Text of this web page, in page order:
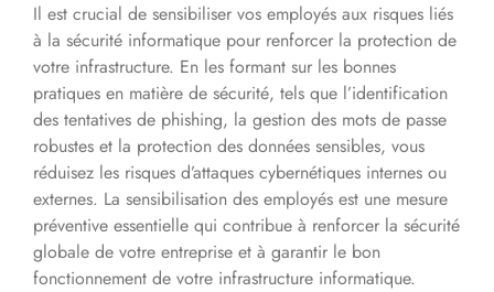
Il est crucial de sensibiliser vos employés aux risques liés
à la sécurité informatique pour renforcer la protection de
votre infrastructure. En les formant sur les bonnes
pratiques en matière de sécurité, tels que l’identification
des tentatives de phishing, la gestion des mots de passe
robustes et la protection des données sensibles, vous
réduisez les risques d’attaques cybernétiques internes ou
externes. La sensibilisation des employés est une mesure
préventive essentielle qui contribue à renforcer la sécurité
globale de votre entreprise et à garantir le bon
fonctionnement de votre infrastructure informatique.